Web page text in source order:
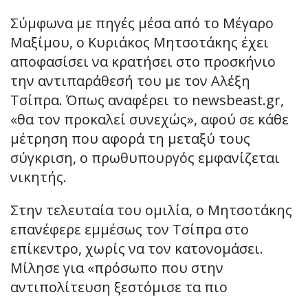
Σύμφωνα με πηγές μέσα από το Μέγαρο
Μαξίμου, ο Κυριάκος Μητσοτάκης έχει
αποφασίσει να κρατήσει στο προσκήνιο
την αντιπαράθεσή του με τον Αλέξη
Τσίπρα. Όπως αναφέρει το newsbeast.gr,
«θα τον προκαλεί συνεχώς», αφού σε κάθε
μέτρηση που αφορά τη μεταξύ τους
σύγκριση, ο πρωθυπουργός εμφανίζεται
νικητής.
Στην τελευταία του ομιλία, ο Μητσοτάκης
επανέφερε εμμέσως τον Τσίπρα στο
επίκεντρο, χωρίς να τον κατονομάσει.
Μίλησε για «πρόσωπο που στην
αντιπολίτευση ξεστόμισε τα πιο